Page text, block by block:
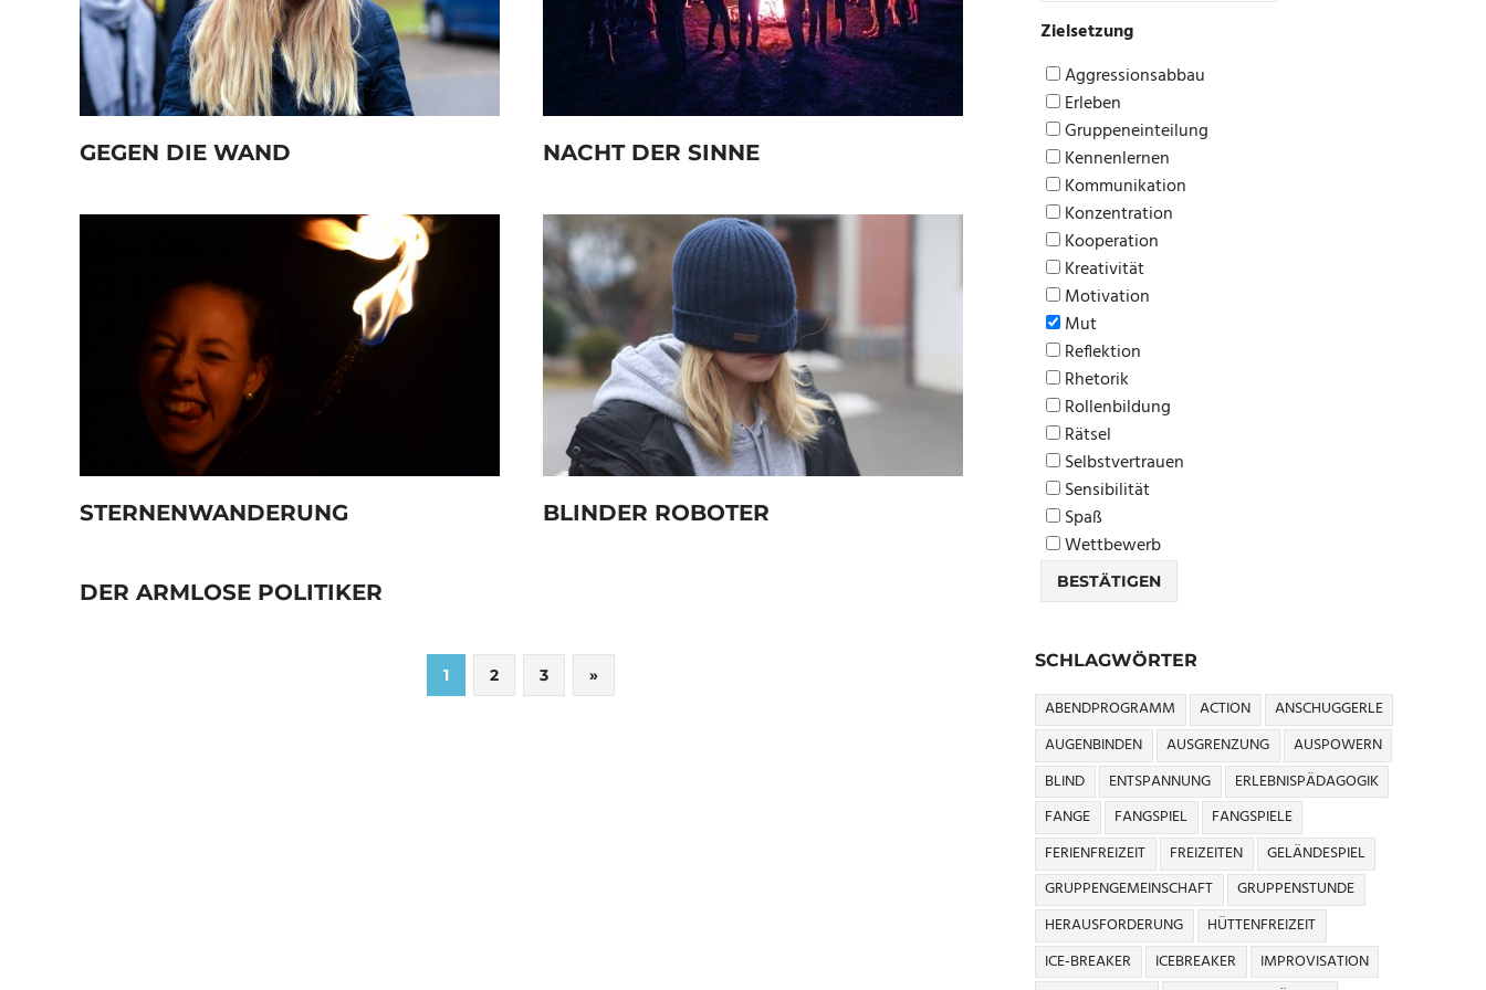
GEGEN DIE WAND NACHT DER SINNE
STERNENWANDERUNG BLINDER ROBOTER
DER ARMLOSE POLITIKER
1 2 3
Nächste
Beiträge
»
Zielsetzung
Aggressionsabbau
Erleben
Gruppeneinteilung
Kennenlernen
Kommunikation
Konzentration
Kooperation
Kreativität
Motivation
Mut
Reflektion
Rhetorik
Rollenbildung
Rätsel
Selbstvertrauen
Sensibilität
Spaß
Wettbewerb
SCHLAGWÖRTER
ABENDPROGRAMM ACTION
ANSCHUGGERLE
AUGENBINDEN
AUSGRENZUNG
AUSPOWERN
BLIND
ENTSPANNUNG
ERLEBNISPÄDAGOGIK
FANGE
FANGSPIEL
FANGSPIELE
FERIENFREIZEIT
FREIZEITEN
GELÄNDESPIEL
GRUPPENGEMEINSCHAFT
GRUPPENSTUNDE
HERAUSFORDERUNG
HÜTTENFREIZEIT
ICE-BREAKER
ICEBREAKER
IMPROVISATION